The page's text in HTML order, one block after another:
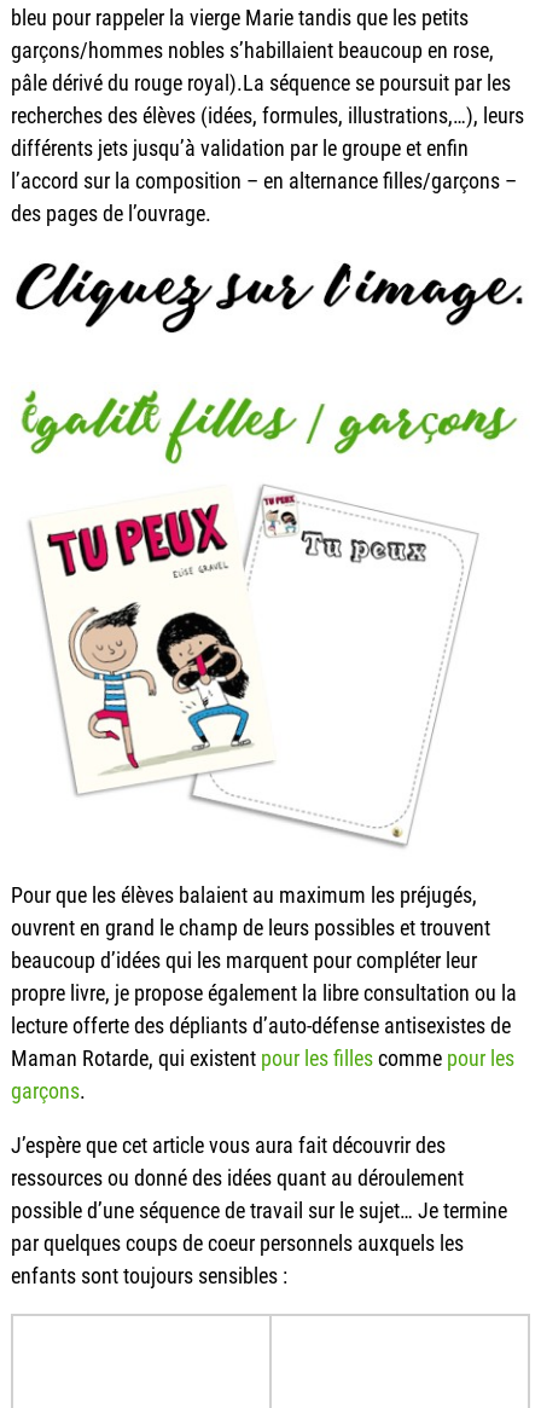
bleu pour rappeler la vierge Marie tandis que les petits
garçons/hommes nobles s’habillaient beaucoup en rose,
pâle dérivé du rouge royal).La séquence se poursuit par les
recherches des élèves (idées, formules, illustrations,…), leurs
différents jets jusqu’à validation par le groupe et enfin
l’accord sur la composition – en alternance filles/garçons –
des pages de l’ouvrage.
Pour que les élèves balaient au maximum les préjugés,
ouvrent en grand le champ de leurs possibles et trouvent
beaucoup d’idées qui les marquent pour compléter leur
propre livre, je propose également la libre consultation ou la
lecture offerte des dépliants d’auto-défense antisexistes de
Maman Rotarde, qui existent pour les fillescomme pour les
garçons.
J’espère que cet article vous aura fait découvrir des
ressources ou donné des idées quant au déroulement
possible d’une séquence de travail sur le sujet… Je termine
par quelques coups de coeur personnels auxquels les
enfants sont toujours sensibles :